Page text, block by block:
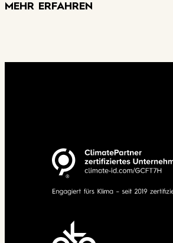
MEHR ERFAHREN